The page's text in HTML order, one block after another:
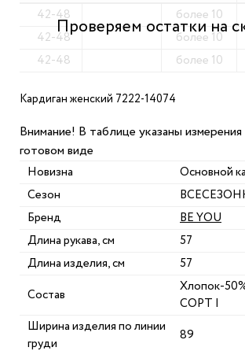
42-48 более 10
42-48 более 10
42-48 более 10
Кардиган женский 7222-14074
Внимание! В таблице указаны измерения
готовом виде
Новизна
Основной
Сезон
Бренд
BE YOU
Длина рукава, см
57
Длина изделия, см
57
Состав
Хлопок-
СОРТ I
Ширина изделия по линии
груди
89